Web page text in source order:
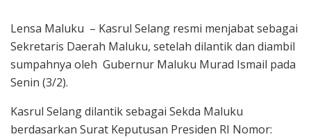
Lensa Maluku – Kasrul Selang resmi menjabat sebagai
Sekretaris Daerah Maluku, setelah dilantik dan diambil
sumpahnya oleh Gubernur Maluku Murad Ismail pada
Senin (3/2).
Kasrul Selang dilantik sebagai Sekda Maluku
berdasarkan Surat Keputusan Presiden RI Nomor: